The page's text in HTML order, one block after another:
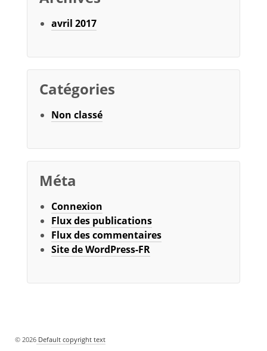
avril 2017
Catégories
Non classé
Méta
Connexion
Flux des publications
Flux des commentaires
Site de WordPress-FR
© 2026 Default copyright text